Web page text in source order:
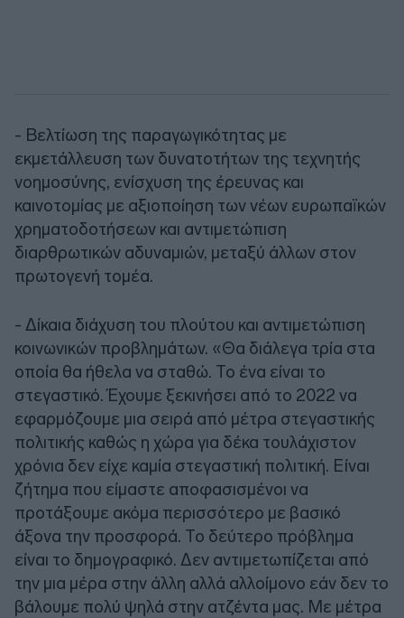
- Βελτίωση της παραγωγικότητας με
εκμετάλλευση των δυνατοτήτων της τεχνητής
νοημοσύνης, ενίσχυση της έρευνας και
καινοτομίας με αξιοποίηση των νέων ευρωπαϊκών
χρηματοδοτήσεων και αντιμετώπιση
διαρθρωτικών αδυναμιών, μεταξύ άλλων στον
πρωτογενή τομέα.
- Δίκαια διάχυση του πλούτου και αντιμετώπιση
κοινωνικών προβλημάτων. «Θα διάλεγα τρία στα
οποία θα ήθελα να σταθώ. Το ένα είναι το
στεγαστικό. Έχουμε ξεκινήσει από το 2022 να
εφαρμόζουμε μια σειρά από μέτρα στεγαστικής
πολιτικής καθώς η χώρα για δέκα τουλάχιστον
χρόνια δεν είχε καμία στεγαστική πολιτική. Είναι
ζήτημα που είμαστε αποφασισμένοι να
προτάξουμε ακόμα περισσότερο με βασικό
άξονα την προσφορά. Το δεύτερο πρόβλημα
είναι το δημογραφικό. Δεν αντιμετωπίζεται από
την μια μέρα στην άλλη αλλά αλλοίμονο εάν δεν το
βάλουμε πολύ ψηλά στην ατζέντα μας. Με μέτρα